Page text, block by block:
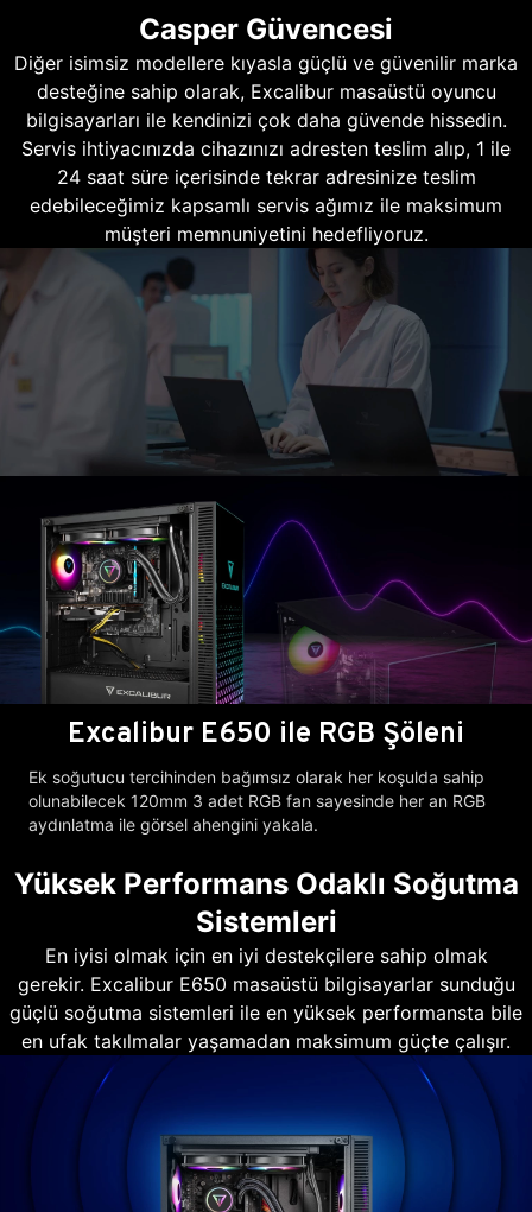
Casper Güvencesi
Diğer isimsiz modellere kıyasla güçlü ve güvenilir marka
desteğine sahip olarak, Excalibur masaüstü oyuncu
bilgisayarları ile kendinizi çok daha güvende hissedin.
Servis ihtiyacınızda cihazınızı adresten teslim alıp, 1 ile
24 saat süre içerisinde tekrar adresinize teslim
edebileceğimiz kapsamlı servis ağımız ile maksimum
müşteri memnuniyetini hedefliyoruz.
Excalibur E650 ile RGB Şöleni
Ek soğutucu tercihinden bağımsız olarak her koşulda sahip
olunabilecek 120mm 3 adet RGB fan sayesinde her an RGB
aydınlatma ile görsel ahengini yakala.
Yüksek Performans Odaklı Soğutma
Sistemleri
En iyisi olmak için en iyi destekçilere sahip olmak
gerekir. Excalibur E650 masaüstü bilgisayarlar sunduğu
güçlü soğutma sistemleri ile en yüksek performansta bile
en ufak takılmalar yaşamadan maksimum güçte çalışır.